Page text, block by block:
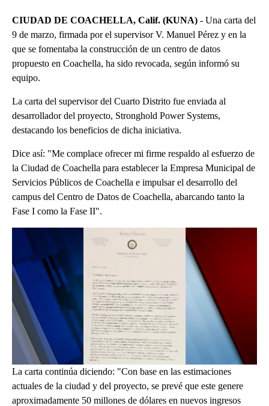
CIUDAD DE COACHELLA, Calif. (KUNA) - Una carta del
9 de marzo, firmada por el supervisor V. Manuel Pérez y en la
que se fomentaba la construcción de un centro de datos
propuesto en Coachella, ha sido revocada, según informó su
equipo.
La carta del supervisor del Cuarto Distrito fue enviada al
desarrollador del proyecto, Stronghold Power Systems,
destacando los beneficios de dicha iniciativa.
Dice así: "Me complace ofrecer mi firme respaldo al esfuerzo de
la Ciudad de Coachella para establecer la Empresa Municipal de
Servicios Públicos de Coachella e impulsar el desarrollo del
campus del Centro de Datos de Coachella, abarcando tanto la
Fase I como la Fase II".
La carta continúa diciendo: "Con base en las estimaciones
actuales de la ciudad y del proyecto, se prevé que este genere
aproximadamente 50 millones de dólares en nuevos ingresos